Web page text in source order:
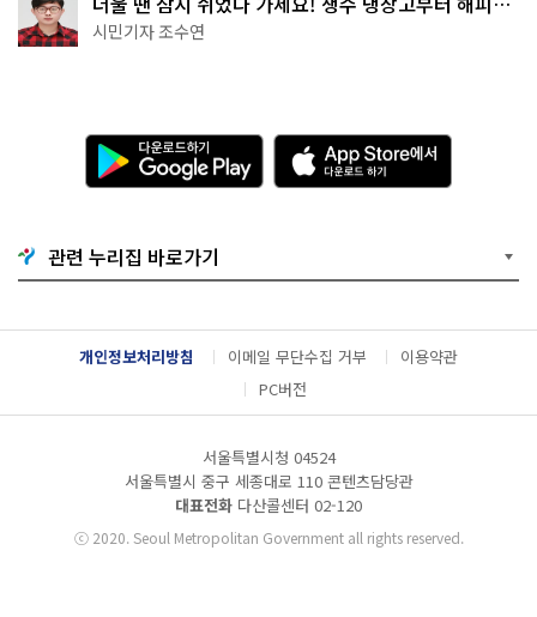
·무더위쉼터까지
시민기자 조수연
다
운
로
기
G
o
g
l
e
l
A
p
p
e
서
다
운
드
관련 누리집 바로가기
개인정보처리방침 이메일 무단수집 거부
이용약관
PC버전
서울특별시청 04524
서울특별시 중구 세종대로 110 콘텐츠담당관
대표전화 다산콜센터 02-120
ⓒ2020. Seoul Metropolitan Government all rights reserved.